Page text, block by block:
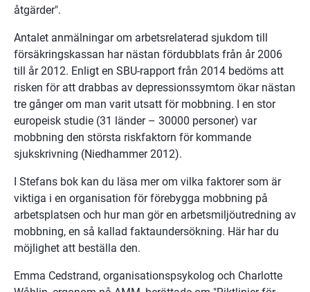
åtgärder".
Antalet anmälningar om arbetsrelaterad sjukdom till
försäkringskassan har nästan fördubblats från år 2006
till år 2012. Enligt en SBU-rapport från 2014 bedöms att
risken för att drabbas av depressionssymtom ökar nästan
tre gånger om man varit utsatt för mobbning. I en stor
europeisk studie (31 länder – 30000 personer) var
mobbning den största riskfaktorn för kommande
sjukskrivning (Niedhammer 2012).
I Stefans bok kan du läsa mer om vilka faktorer som är
viktiga i en organisation för förebygga mobbning på
arbetsplatsen och hur man gör en arbetsmiljöutredning av
mobbning, en så kallad faktaundersökning. Här har du
möjlighet att beställa den.
Emma Cedstrand, organisationspsykolog och Charlotte